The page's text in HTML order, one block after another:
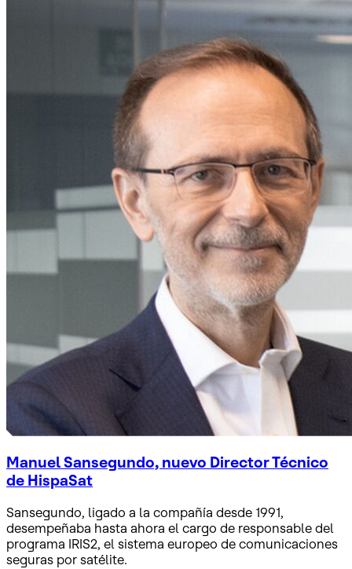
Manuel Sansegundo, nuevo Director Técnico
de HispaSat
Sansegundo, ligado a la compañía desde 1991,
desempeñaba hasta ahora el cargo de responsable del
programa IRIS2, el sistema europeo de comunicaciones
seguras por satélite.